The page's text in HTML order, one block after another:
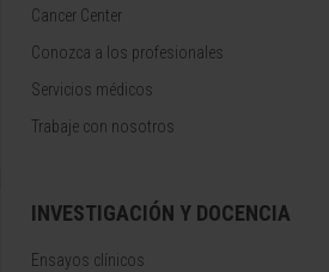
Cancer Center
Conozca a los profesionales
Servicios médicos
Trabaje con nosotros
INVESTIGACIÓN Y DOCENCIA
Ensayos clínicos